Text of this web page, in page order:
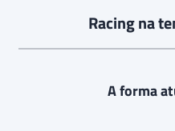
Racing na
A forma